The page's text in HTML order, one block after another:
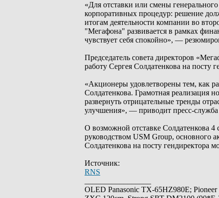
«Для отставки или смены
корпоративных процедур: решение
итогам деятельности компании во
"Мегафона" развивается в рамках
чувствует себя спокойно», —
Председатель совета директоров
работу Сергея Солдатенкова на посту
«Акционеры удовлетворены тем, как
Солдатенкова. Грамотная реализация
развернуть отрицательные тренды
улучшения», — приводит пресс-
О возможной отставке Солдатенкова
руководством USM Group, основного
Солдатенкова на посту гендиректора
Источник:
RNS
OLED Panasonic TX-65HZ980E;